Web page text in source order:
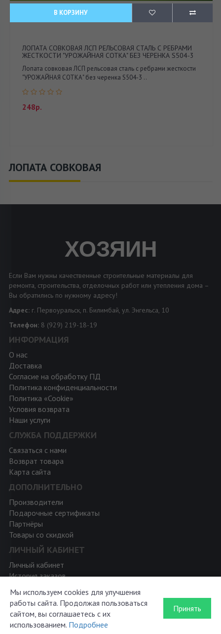
В КОРЗИНУ
ЛОПАТА СОВКОВАЯ ЛСП РЕЛЬСОВАЯ СТАЛЬ С РЕБРАМИ
ЖЕСТКОСТИ "УРОЖАЙНАЯ СОТКА" БЕЗ ЧЕРЕНКА S504-3
Лопата совковая ЛСП рельсовая сталь с ребрами жесткости
"УРОЖАЙНАЯ СОТКА" без черенка S504-3 ..
248р.
ЛОПАТА СОВКОВАЯ
ХОЗЯИН
Если Вам нужны качественные строительные материалы для
ремонта, строительства, отделочных работ или утепления дома –
Вы обратились по нужному адресу!
Адрес: г. Первоуральск, п. Билимбай, ул. Энгельса, 10
Телефон: 8 (929) 219-18-19
ИНФОРМАЦИЯ
О нас
Доставка
Согласие на обработку ПД
Политика конфиденциальности
Политика «Cookie»
Условия возврата
Наши услуги
СЛУЖБА ПОДДЕРЖКИ
Связаться с нами
Возврат товара
Карта сайта
ДОПОЛНИТЕЛЬНО
Производители
Подарочные сертификаты
Партнёры
Товары со скидкой
ЛИЧНЫЙ КАБИНЕТ
Личный кабинет
История заказов
Рассылка новостей
Мы используем cookies для улучшения
работы сайта. Продолжая пользоваться
сайтом, вы соглашаетесь с их
использованием. Подробнее
Принять